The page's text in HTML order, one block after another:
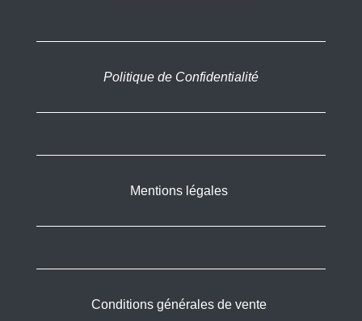
Politique de Confidentialité
Mentions légales
Conditions générales de vente